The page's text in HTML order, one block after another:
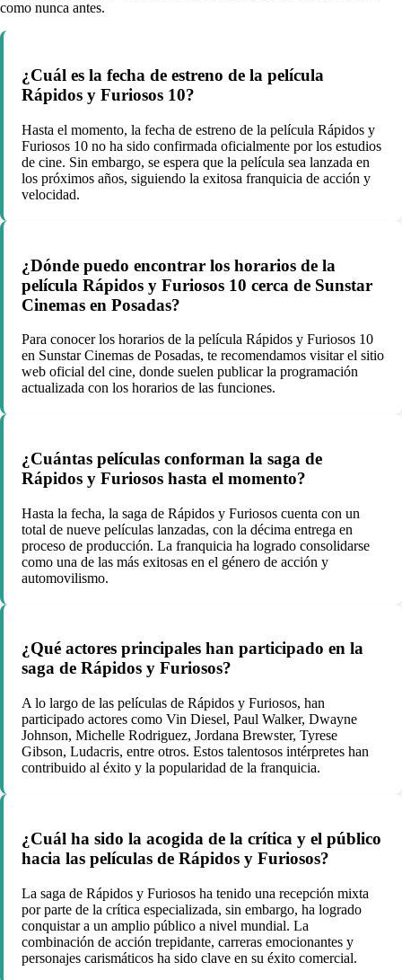
como nunca antes.
¿Cuál es la fecha de estreno de la película
Rápidos y Furiosos 10?
Hasta el momento, la fecha de estreno de la película Rápidos y
Furiosos 10 no ha sido confirmada oficialmente por los estudios
de cine. Sin embargo, se espera que la película sea lanzada en
los próximos años, siguiendo la exitosa franquicia de acción y
velocidad.
¿Dónde puedo encontrar los horarios de la
película Rápidos y Furiosos 10 cerca de Sunstar
Cinemas en Posadas?
Para conocer los horarios de la película Rápidos y Furiosos 10
en Sunstar Cinemas de Posadas, te recomendamos visitar el sitio
web oficial del cine, donde suelen publicar la programación
actualizada con los horarios de las funciones.
¿Cuántas películas conforman la saga de
Rápidos y Furiosos hasta el momento?
Hasta la fecha, la saga de Rápidos y Furiosos cuenta con un
total de nueve películas lanzadas, con la décima entrega en
proceso de producción. La franquicia ha logrado consolidarse
como una de las más exitosas en el género de acción y
automovilismo.
¿Qué actores principales han participado en la
saga de Rápidos y Furiosos?
A lo largo de las películas de Rápidos y Furiosos, han
participado actores como Vin Diesel, Paul Walker, Dwayne
Johnson, Michelle Rodriguez, Jordana Brewster, Tyrese
Gibson, Ludacris, entre otros. Estos talentosos intérpretes han
contribuido al éxito y la popularidad de la franquicia.
¿Cuál ha sido la acogida de la crítica y el público
hacia las películas de Rápidos y Furiosos?
La saga de Rápidos y Furiosos ha tenido una recepción mixta
por parte de la crítica especializada, sin embargo, ha logrado
conquistar a un amplio público a nivel mundial. La
combinación de acción trepidante, carreras emocionantes y
personajes carismáticos ha sido clave en su éxito comercial.